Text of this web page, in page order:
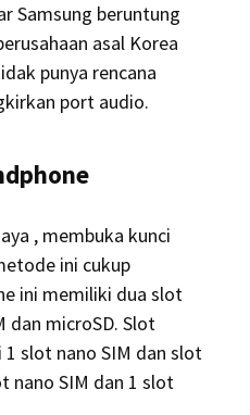
Samsung beruntung
asal Korea
punya rencana
port audio.
, membuka kunci
ini cukup
ini memiliki dua slot
dan microSD. Slot
slot nano SIM dan slot
nano SIM dan 1 slot